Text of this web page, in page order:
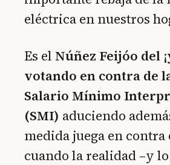
eléctrica en nuestros
Es el Núñez Feijóo del
votando en contra de
Salario Mínimo
(SMI) aduciendo
medida juega en contra
cuando la realidad –y